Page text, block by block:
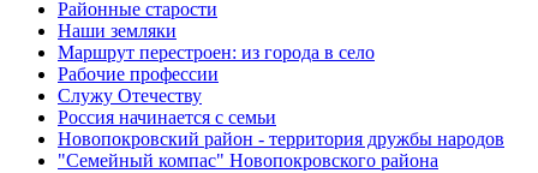
Районные старости
Наши земляки
Маршрут перестроен: из города в село
Рабочие профессии
Служу Отечеству
Россия начинается с семьи
Новопокровский район - территория дружбы народов
"Семейный компас" Новопокровского района